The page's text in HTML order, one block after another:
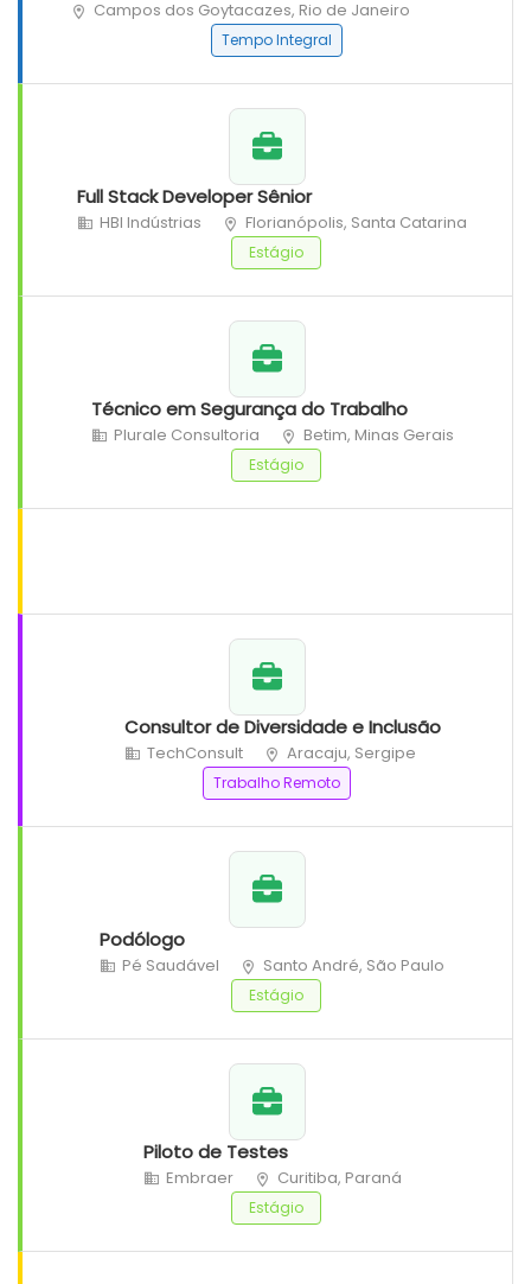
Campos dos Goytacazes, Rio de Janeiro
Tempo Integral
Full Stack Developer Sênior
HBI Indústrias Florianópolis, Santa Catarina
Estágio
Técnico em Segurança do Trabalho
Plurale Consultoria Betim, Minas Gerais
Estágio
Consultor de Diversidade e Inclusão
TechConsult Aracaju, Sergipe
Trabalho Remoto
Podólogo
Pé Saudável Santo André, São Paulo
Estágio
Piloto de Testes
Embraer Curitiba, Paraná
Estágio